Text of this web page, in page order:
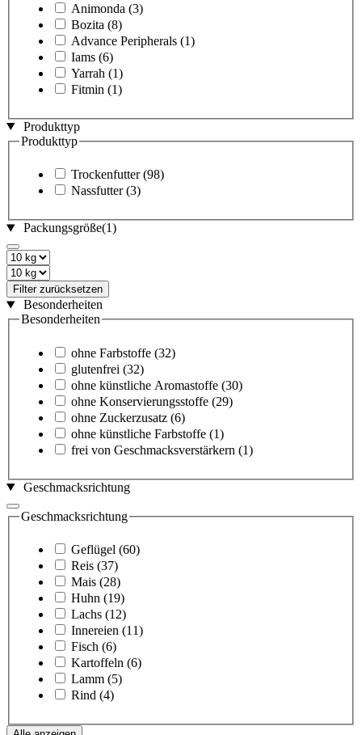
Animonda (3)
Bozita (8)
Advance Peripherals (1)
Iams (6)
Yarrah (1)
Fitmin (1)
Produkttyp
Produkttyp
Trockenfutter (98)
Nassfutter (3)
Packungsgröße(1)
Filter zurücksetzen
Besonderheiten
Besonderheiten
ohne Farbstoffe (32)
glutenfrei (32)
ohne künstliche Aromastoffe (30)
ohne Konservierungsstoffe (29)
ohne Zuckerzusatz (6)
ohne künstliche Farbstoffe (1)
frei von Geschmacksverstärkern (1)
Geschmacksrichtung
Geschmacksrichtung
Geflügel (60)
Reis (37)
Mais (28)
Huhn (19)
Lachs (12)
Innereien (11)
Fisch (6)
Kartoffeln (6)
Lamm (5)
Rind (4)